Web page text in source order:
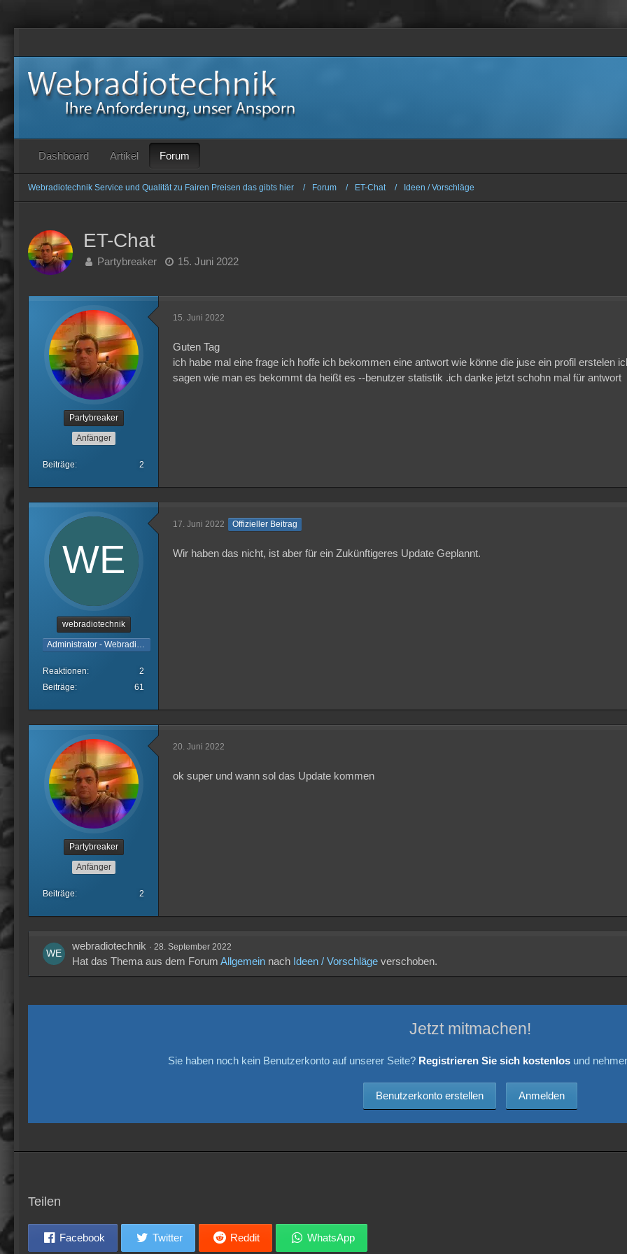
Dashboard Artikel Forum
Webradiotechnik Service und Qualität zu Fairen Preisen das gibts hier Forum ET-Chat Ideen / Vorschläge
ET-Chat
Partybreaker 15. Juni 2022
Partybreaker
Anfänger
Beiträge 2
15. Juni 2022
Guten Tag
ich habe mal eine frage ich hoffe ich bekommen eine antwort wie könne die juse ein profil erstelen
sagen wie man es bekommt da heißt es --benutzer statistik .ich danke jetzt schohn mal für antwort
webradiotechnik
Reaktionen
2
Beiträge
61
17. Juni 2022 Offizieller Beitrag
Wir haben das nicht, ist aber für ein Zukünftigeres Update Geplannt.
Partybreaker
Anfänger
Beiträge 2
20. Juni 2022
ok super und wann sol das Update kommen
webradiotechnik 28. September 2022
Hat das Thema aus dem Forum Allgemein nach Ideen / Vorschläge verschoben.
Jetzt mitmachen!
Sie haben noch kein Benutzerkonto auf unserer Seite? Registrieren Sie sich kostenlosund
Benutzerkonto erstellen Anmelden
Teilen
Facebook Twitter Reddit WhatsApp